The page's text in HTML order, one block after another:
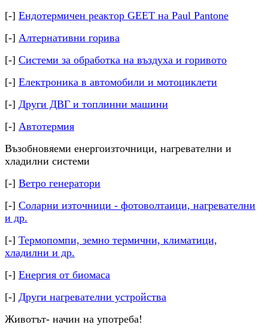
[-] Ендотермичен реактор GEET на Paul Pantone
[-] Алтернативни горива
[-] Системи за обработка на въздуха и горивото
[-] Електроника в автомобили и мотоциклети
[-] Други ДВГ и топлинни машини
[-] Автотермия
Възобновяеми енергоизточници, нагревателни и
хладилни системи
[-] Ветро генератори
[-] Соларни източници - фотоволтаици, нагревателни
и др.
[-] Термопомпи, земно термични, климатици,
хладилни и др.
[-] Енергия от биомаса
[-] Други нагревателни устройства
Животът- начин на употреба!